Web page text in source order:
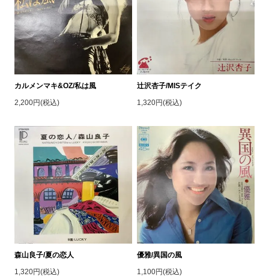
カルメンマキ&OZ/私は風
2,200円(税込)
辻沢杏子/MISテイク
1,320円(税込)
森山良子/夏の恋人
1,320円(税込)
優雅/異国の風
1,100円(税込)